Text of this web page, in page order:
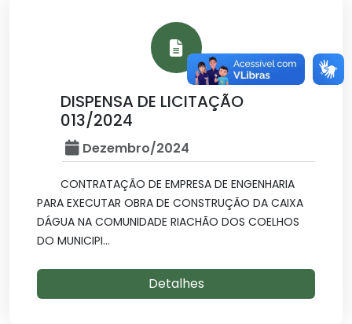
DISPENSA DE LICITAÇÃO
013/2024
Dezembro/2024
CONTRATAÇÃO DE EMPRESA DE ENGENHARIA
PARA EXECUTAR OBRA DE CONSTRUÇÃO DA CAIXA
DÁGUA NA COMUNIDADE RIACHÃO DOS COELHOS
DO MUNICIPI...
Detalhes